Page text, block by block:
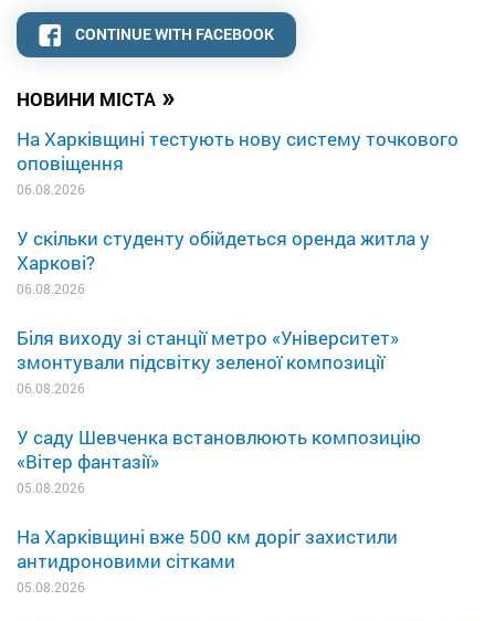
НОВИНИ МІСТА »
На Харківщині тестують нову систему точкового
оповіщення
06.08.2026
У скільки студенту обійдеться оренда житла у
Харкові?
06.08.2026
Біля виходу зі станції метро «Університет»
змонтували підсвітку зеленої композиції
06.08.2026
У саду Шевченка встановлюють композицію
«Вітер фантазії»
05.08.2026
На Харківщині вже 500 км доріг захистили
антидроновими сітками
05.08.2026
CONTINUE WITH FACEBOOK